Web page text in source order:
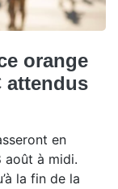
orange
attendus
en
août à midi.
la fin de la